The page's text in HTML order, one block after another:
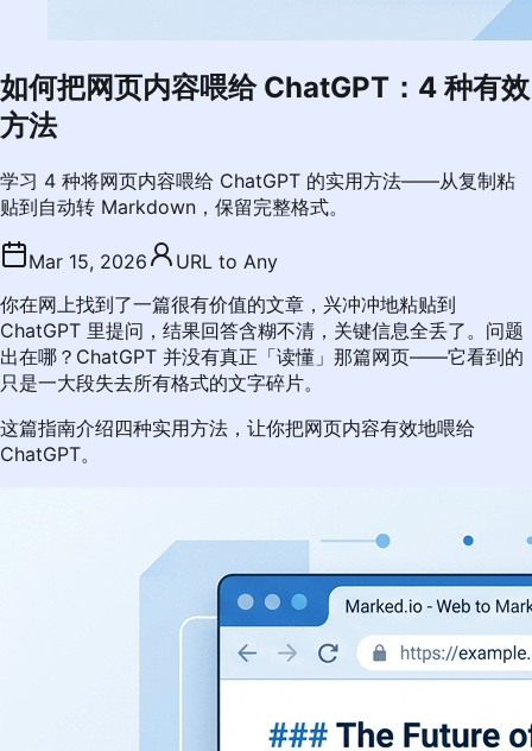
如何把网页内容喂给 ChatGPT：4 种有效
方法
学习 4 种将网页内容喂给 ChatGPT 的实用方法——从复制粘
贴到自动转 Markdown，保留完整格式。
Mar 15, 2026
URL to Any
你在网上找到了一篇很有价值的文章，兴冲冲地粘贴到
ChatGPT 里提问，结果回答含糊不清，关键信息全丢了。问题
出在哪？ChatGPT 并没有真正「读懂」那篇网页——它看到的
只是一大段失去所有格式的文字碎片。
这篇指南介绍四种实用方法，让你把网页内容有效地喂给
ChatGPT。